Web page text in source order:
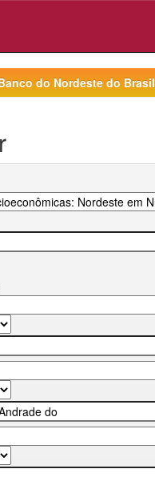
do Nordeste do Brasil